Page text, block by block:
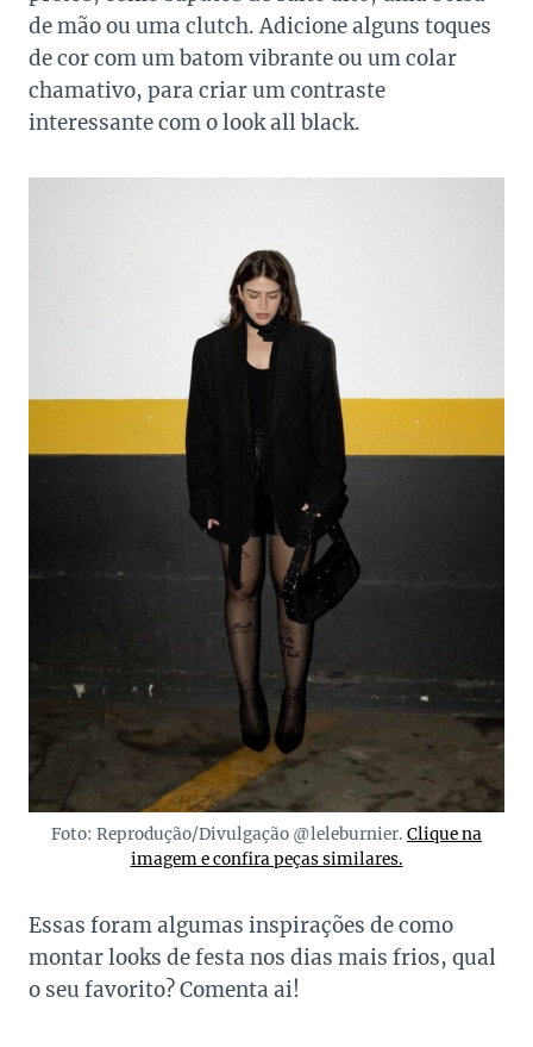
de mão ou uma clutch. Adicione alguns toques
de cor com um batom vibrante ou um colar
chamativo, para criar um contraste
interessante com o look all black.
Foto: Reprodução/Divulgação @leleburnier. Clique na
imagem e confira peças similares.
Essas foram algumas inspirações de como
montar looks de festa nos dias mais frios, qual
o seu favorito? Comenta ai!